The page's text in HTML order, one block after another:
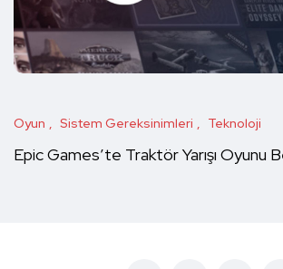
Oyun Sistem Gereksinimleri Teknoloji
Epic Games’te Traktör Yarışı Oyunu